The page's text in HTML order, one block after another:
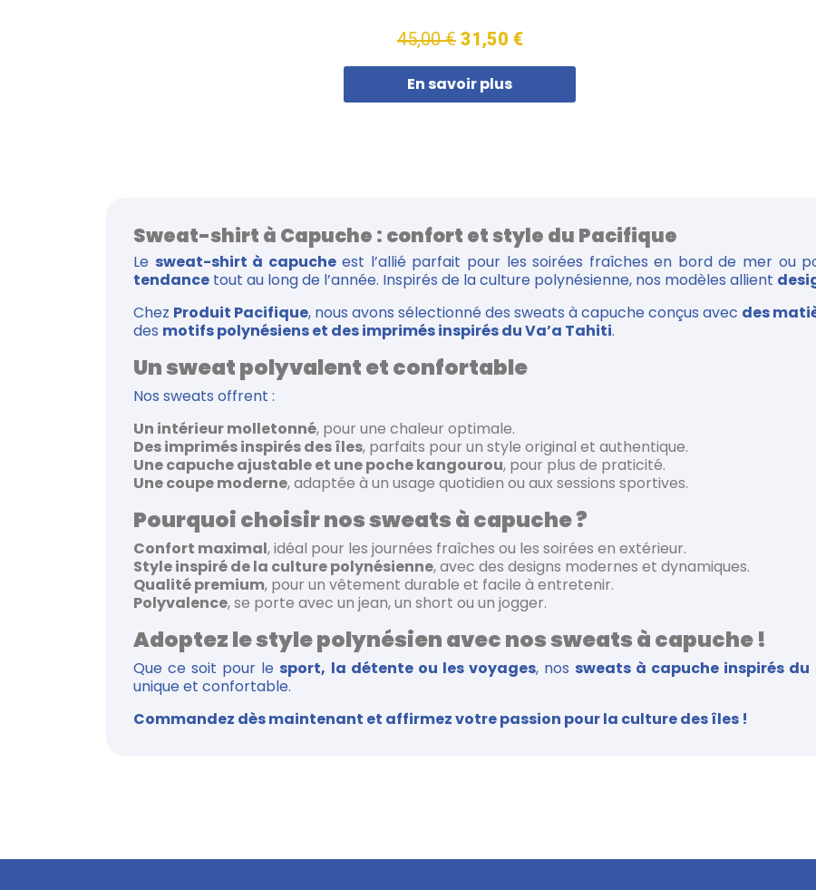
45,00 € 31,50 €
En savoir plus
Sweat-shirt à Capuche : confort et style du Pacifique
Le sweat-shirt à capucheest l’allié parfait pour les soirées fraîches en bord de mer ou
tendance tout au long de l’année. Inspirés de la culture polynésienne, nos modèles allient
Chez Produit Pacifique, nous avons sélectionné des sweats à capuche conçus avec des
des motifs polynésiens et des imprimés inspirés du Va’a Tahiti.
Un sweat polyvalent et confortable
Nos sweats offrent :
Un intérieur molletonné, pour une chaleur optimale.
Des imprimés inspirés des îles, parfaits pour un style original et authentique.
Une capuche ajustable et une poche kangourou, pour plus de praticité.
Une coupe moderne, adaptée à un usage quotidien ou aux sessions sportives.
Pourquoi choisir nos sweats à capuche ?
Confort maximal, idéal pour les journées fraîches ou les soirées en extérieur.
Style inspiré de la culture polynésienne, avec des designs modernes et dynamiques.
Qualité premium, pour un vêtement durable et facile à entretenir.
Polyvalence, se porte avec un jean, un short ou un jogger.
Adoptez le style polynésien avec nos sweats à capuche !
Que ce soit pour le sport, la détente ou les voyages, nos sweats à capuche inspirés du
unique et confortable.
Commandez dès maintenant et affirmez votre passion pour la culture des îles !